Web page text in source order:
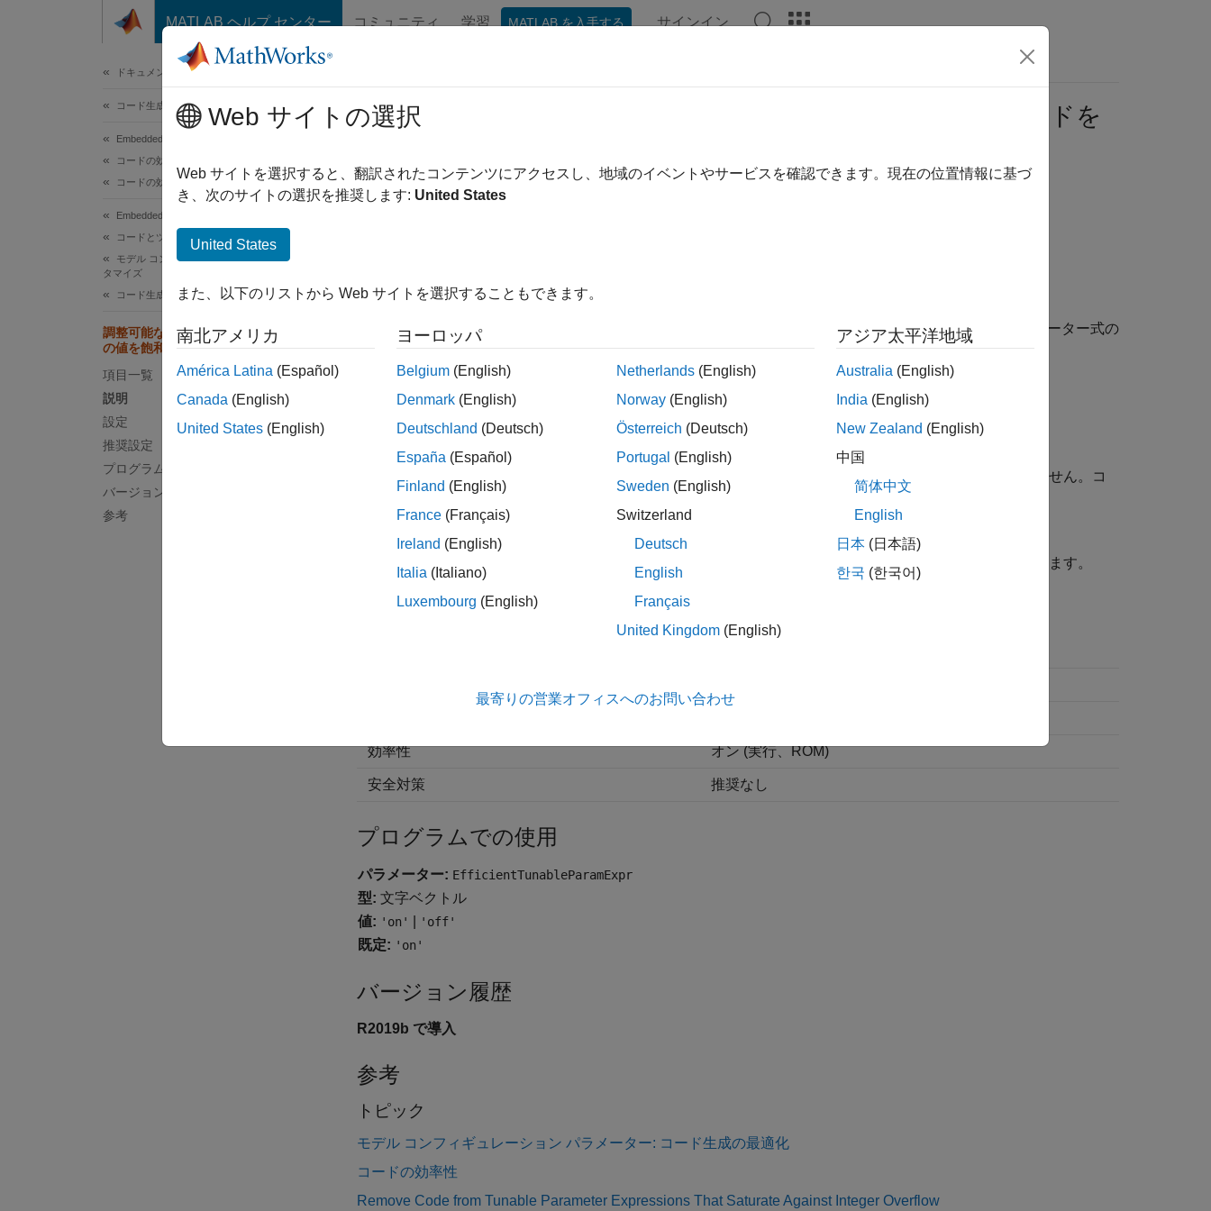
コンテンツへスキップ
MATLAB ヘルプ センター コミュニティ 学習 MATLAB を入手する サインイン
ドキュメンテーションのホーム
コード生成
Embedded Coder
コードの効率性
コードの効率性のトレードオフ
Embedded Coder
コードとツールのカスタマイズ
モデル コンフィギュレーション セットのカス
タマイズ
コード生成のコンフィギュレーション セット
調整可能なパラメーター式から範囲外
の値を飽和させるコードを削除
項目一覧
説明
設定
推奨設定
プログラムでの使用
バージョン履歴
参考
調整可能なパラメーター式から範囲外の値を飽和させるコードを
調整可能なパラメーター式の範囲外の値を飽和させる保護コードの生成を制御する
説明
[調整可能なパラメーター式から範囲外の値を飽和させるコードを削除]
パラメーターは、調整可能なパラメーター式の
値を飽和させるコードを削除することを指定します。
設定
(既定値) |off
整数オーバーフローを防ぐために調整可能なパラメーター式の範囲外の値を飽和させるコードは生成されません。コ
ードの効率がアプリケーションにとって重要である場合に、このチェック ボックスをオンにします。
調整可能なパラメーター式の値を上限と下限の間で飽和させることでオーバーフローを防ぐコードを生成します。
推奨設定
効率性 オン (実行、ROM)
安全対策 推奨なし
プログラムでの使用
パラメーター: EfficientTunableParamExpr
型: 文字ベクトル
値: 'on' 'off'
既定: 'on'
バージョン履歴
R2019b で導入
参考
トピック
モデル コンフィギュレーション パラメーター: コード生成の最適化
コードの効率性
Remove Code from Tunable Parameter Expressions That Saturate Against Integer Overflow
Web サイトの選択
Web サイトを選択すると、翻訳されたコンテンツにアクセスし、地域のイベントやサービスを確認できます。現在の位置情報に基づ
き、次のサイトの選択を推奨します: United States
United States
また、以下のリストから Web サイトを選択することもできます。
南北アメリカ
América Latina (Español)
Canada (English)
United States (English)
ヨーロッパ
Belgium (English)
Denmark (English)
Deutschland (Deutsch)
España (Español)
Finland (English)
France (Français)
Ireland (English)
Italia (Italiano)
Luxembourg (English)
Netherlands (English)
Norway (English)
Österreich (Deutsch)
Portugal (English)
Sweden (English)
Switzerland
Deutsch
English
Français
United Kingdom (English)
アジア太平洋地域
Australia (English)
India (English)
New Zealand (English)
中国
简体中文
English
日本 (日本語)
한국 (한국어)
最寄りの営業オフィスへのお問い合わせ